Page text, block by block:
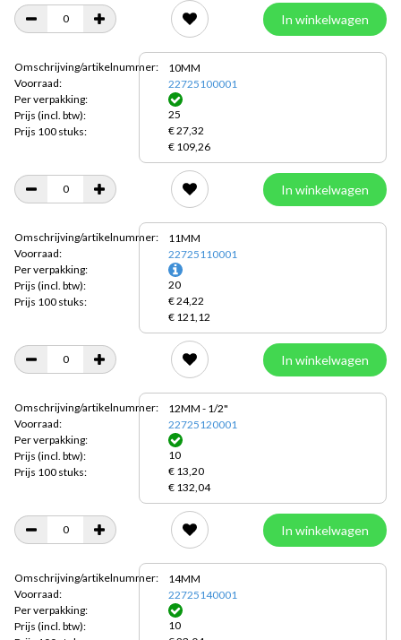
In winkelwagen
Omschrijving/artikelnummer:
Voorraad:
Per verpakking:
Prijs (incl. btw):
Prijs 100 stuks:
10MM
22725100001
25
€ 27,32
€ 109,26
In winkelwagen
Omschrijving/artikelnummer:
Voorraad:
Per verpakking:
Prijs (incl. btw):
Prijs 100 stuks:
11MM
22725110001
20
€ 24,22
€ 121,12
In winkelwagen
Omschrijving/artikelnummer:
Voorraad:
Per verpakking:
Prijs (incl. btw):
Prijs 100 stuks:
12MM - 1/2"
22725120001
10
€ 13,20
€ 132,04
In winkelwagen
Omschrijving/artikelnummer:
Voorraad:
Per verpakking:
Prijs (incl. btw):
14MM
22725140001
10